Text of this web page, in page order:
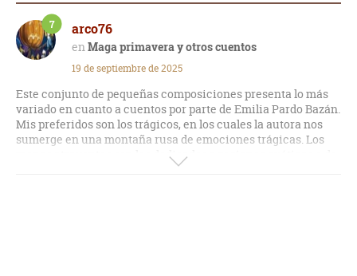
arco76
Maga primavera y otros cuentos
7
19 de septiembre de 2025
Este conjunto de pequeñas composiciones presenta lo más
variado en cuanto a cuentos por parte de Emilia Pardo Bazán.
Mis preferidos son los trágicos, en los cuales la autora nos
sumerge en una montaña rusa de emociones trágicas. Los
menos atrayentes son los dedicados a regiones exóticas o de
viajes, que demanda dosis de conocimientos en el lector para